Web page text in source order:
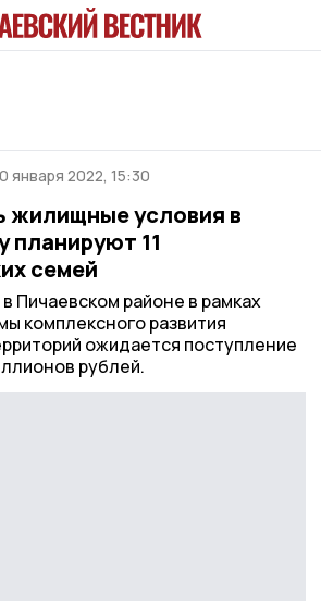
января 2022, 15:30
жилищные условия в
планируют 11
семей
Пичаевском районе в рамках
комплексного развития
ожидается поступление
рублей.